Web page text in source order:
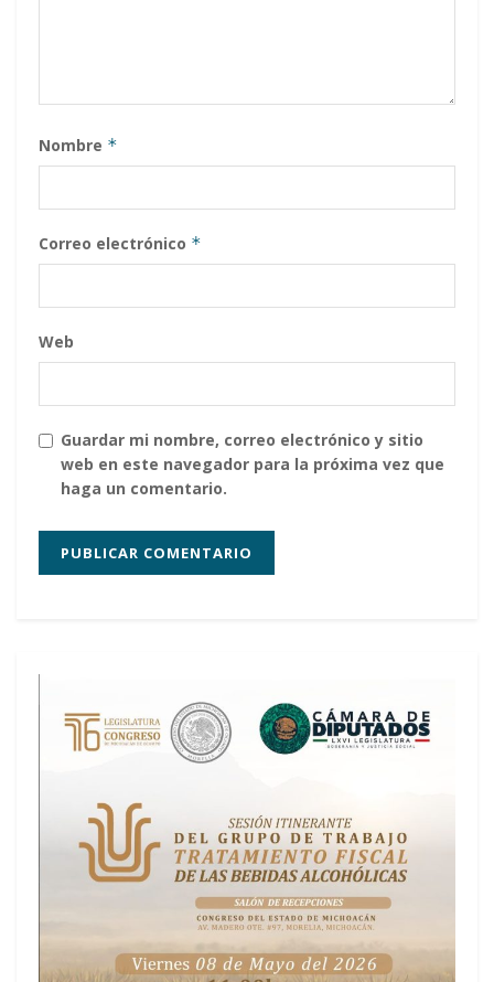
Nombre *
Correo electrónico *
Web
Guardar mi nombre, correo electrónico y sitio
web en este navegador para la próxima vez que
haga un comentario.